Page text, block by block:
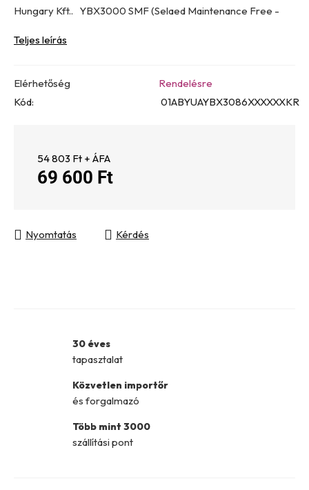
Hungary Kft.. YBX3000 SMF (Selaed Maintenance Free -
Teljes leírás
Elérhetőség
Rendelésre
Kód:
01ABYUAYBX3086XXXXXXKR
54 803 Ft + ÁFA
69 600 Ft
Nyomtatás Kérdés
30 éves
tapasztalat
Közvetlen importőr
és forgalmazó
Több mint 3000
szállítási pont